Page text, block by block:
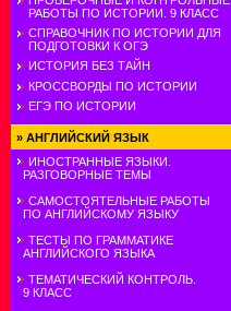
РАБОТЫ ПО ИСТОРИИ. 9 КЛАСС
СПРАВОЧНИК ПО ИСТОРИИ ДЛЯ
ПОДГОТОВКИ К ОГЭ
ИСТОРИЯ БЕЗ ТАЙН
КРОССВОРДЫ ПО ИСТОРИИ
ЕГЭ ПО ИСТОРИИ
» АНГЛИЙСКИЙ ЯЗЫК
ИНОСТРАННЫЕ ЯЗЫКИ.
РАЗГОВОРНЫЕ ТЕМЫ
САМОСТОЯТЕЛЬНЫЕ РАБОТЫ
ПО АНГЛИЙСКОМУ ЯЗЫКУ
ТЕСТЫ ПО ГРАММАТИКЕ
АНГЛИЙСКОГО ЯЗЫКА
ТЕМАТИЧЕСКИЙ КОНТРОЛЬ.
9 КЛАСС